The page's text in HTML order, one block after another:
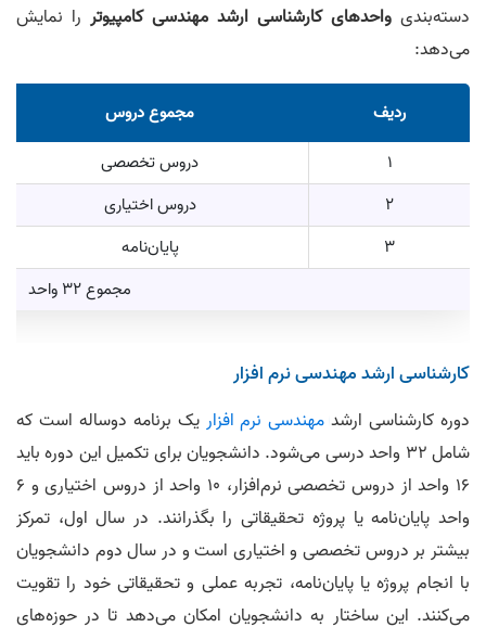
دسته‌بندی واحدهای کارشناسی ارشد مهندسی کامپیوتر را نمایش
می‌دهد:
ردیف
مجموع دروس
1
دروس تخصصی
2
دروس اختیاری
3
پایان‌نامه
مجموع 32 واحد
کارشناسی ارشد مهندسی نرم افزار
دوره کارشناسی ارشد مهندسی نرم‌ افزار یک برنامه دو‌ساله است که
شامل ۳۲ واحد درسی می‌شود. دانشجویان برای تکمیل این دوره باید
۱۶ واحد از دروس تخصصی نرم‌افزار، ۱۰ واحد از دروس اختیاری و ۶
واحد پایان‌نامه یا پروژه تحقیقاتی را بگذرانند. در سال اول، تمرکز
بیشتر بر دروس تخصصی و اختیاری است و در سال دوم دانشجویان
با انجام پروژه یا پایان‌نامه، تجربه عملی و تحقیقاتی خود را تقویت
می‌کنند. این ساختار به دانشجویان امکان می‌دهد تا در حوزه‌های